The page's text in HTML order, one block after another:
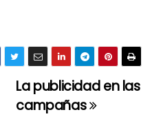
La publicidad en las
campañas